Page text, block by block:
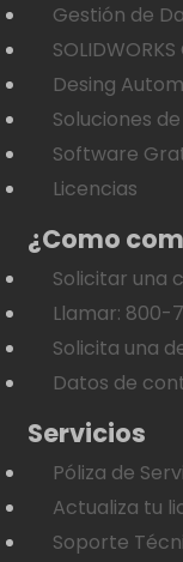
Gestión de
Desing
Soluciones
Software
Licencias
¿Como
Solicitar una
Llamar: 800-
Solicita una
Datos de
Servicios
Póliza de
Actualiza tu
Soporte